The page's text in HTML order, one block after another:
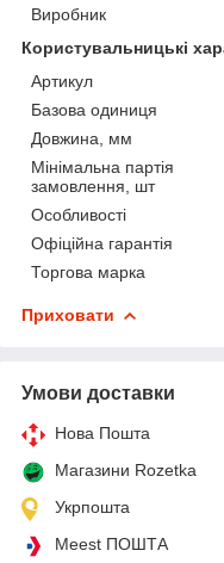
Виробник
Користувальницькі
Артикул
Базова одиниця
Довжина, мм
Мінімальна партія
замовлення, шт
Особливості
Офіційна гарантія
Торгова марка
Приховати
Умови доставки
Нова Пошта
Магазини Rozetka
Укрпошта
Meest ПОШТА